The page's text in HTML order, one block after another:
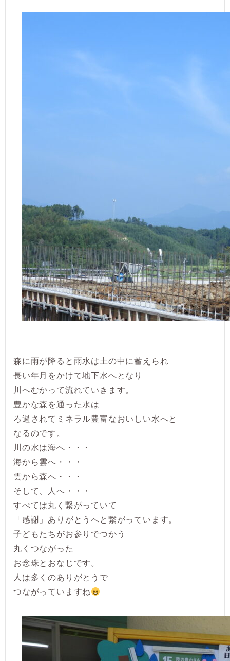
森に雨が降ると雨水は土の中に蓄えられ
長い年月をかけて地下水へとなり
川へむかって流れていきます。
豊かな森を通った水は
ろ過されてミネラル豊富なおいしい水へと
なるのです。
川の水は海へ・・・
海から雲へ・・・
雲から森へ・・・
そして、人へ・・・
すべては丸く繋がっていて
「感謝」ありがとうへと繋がっています。
子どもたちがお参りでつかう
丸くつながった
お念珠とおなじです。
人は多くのありがとうで
つながっていますね